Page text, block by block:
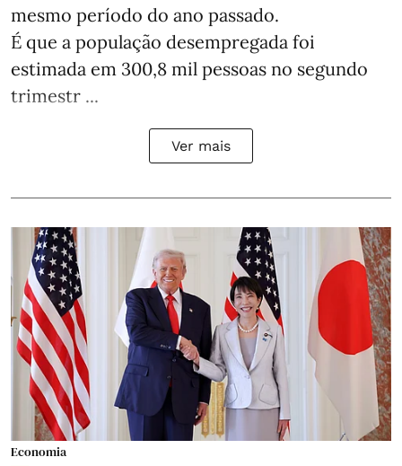
mesmo período do ano passado.
É que a população desempregada foi
estimada em 300,8 mil pessoas no segundo
trimestr ...
Ver mais
Economia